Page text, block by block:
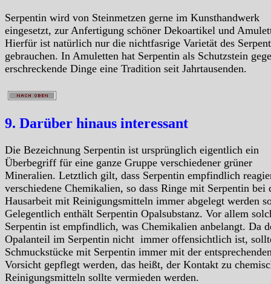
Serpentin wird von Steinmetzen gerne im Kunsthandwerk
eingesetzt, zur Anfertigung schöner Dekoartikel und
Hierfür ist natürlich nur die nichtfasrige Varietät des
gebrauchen. In Amuletten hat Serpentin als Schutzstein
erschreckende Dinge eine Tradition seit Jahrtausenden.
9. Darüber hinaus interessant
Die Bezeichnung Serpentin ist ursprünglich eigentlich ein
Überbegriff für eine ganze Gruppe verschiedener grüner
Mineralien. Letztlich gilt, dass Serpentin empfindlich
verschiedene Chemikalien, so dass Ringe mit Serpentin bei
Hausarbeit mit Reinigungsmitteln immer abgelegt werden
Gelegentlich enthält Serpentin Opalsubstanz. Vor allem
Serpentin ist empfindlich, was Chemikalien anbelangt. Da
Opalanteil im Serpentin nicht immer offensichtlich ist,
Schmuckstücke mit Serpentin immer mit der
Vorsicht gepflegt werden, das heißt, der Kontakt zu
Reinigungsmitteln sollte vermieden werden.